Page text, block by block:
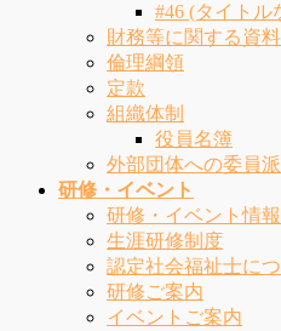
#46 (タイトル
財務等に関する資料
倫理綱領
定款
組織体制
役員名簿
外部団体への委員
研修・イベント
研修・イベント情報
生涯研修制度
認定社会福祉士に
研修ご案内
イベントご案内